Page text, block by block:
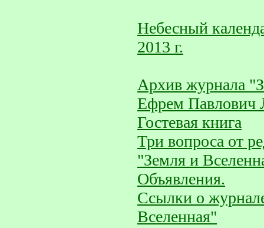
Небесный
2013 г.
Архив журнала
Ефрем Павлович
Гостевая книга
Три вопроса от
"Земля и
Объявления.
Ссылки о
Вселенная"